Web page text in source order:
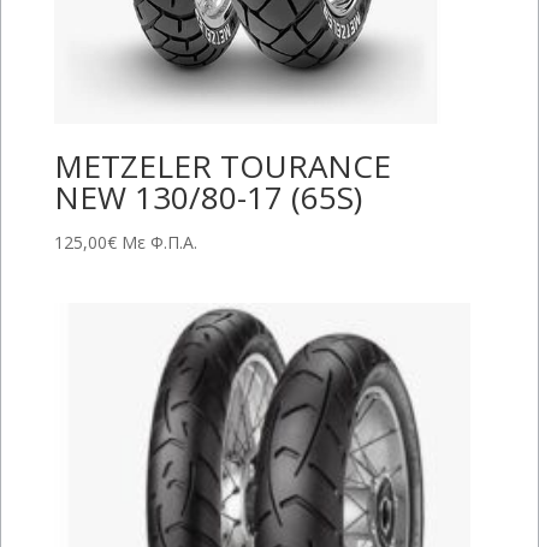
METZELER TOURANCE
NEW 130/80-17 (65S)
125,00€ Με Φ.Π.Α.